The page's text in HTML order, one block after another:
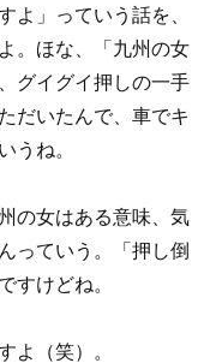
よ」っていう話を、
。ほな、「九州の女
グイグイ押しの一手
だいたんで、車でキ
うね。
の女はある意味、気
っていう。「押し倒
すけどね。
よ（笑）。